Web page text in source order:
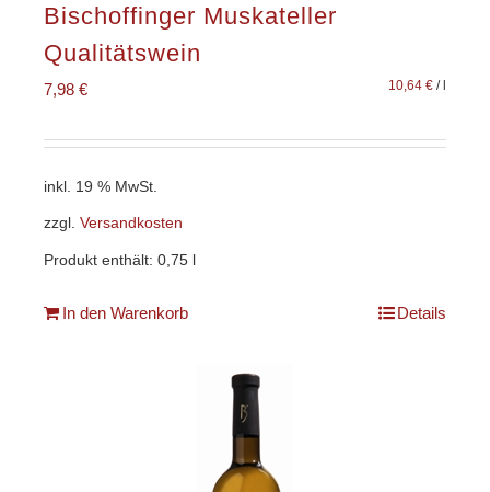
Bischoffinger Muskateller
Qualitätswein
7,98 € 10,64 € /l
inkl. 19 % MwSt.
zzgl. Versandkosten
Produkt enthält: 0,75
In den Warenkorb Details